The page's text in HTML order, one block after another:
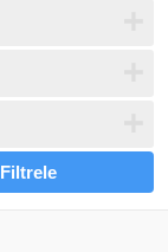
Filtrele